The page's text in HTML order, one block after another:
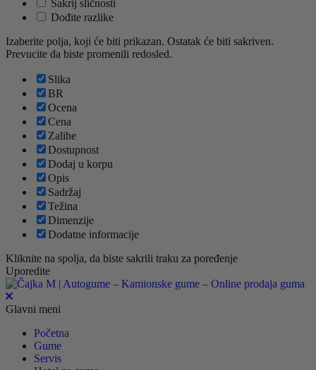
Sakrij sličnosti
Dođite razlike
Izaberite polja, koji će biti prikazan. Ostatak će biti sakriven.
Prevucite da biste promenili redosled.
Slika
BR
Ocena
Cena
Zalihe
Dostupnost
Dodaj u korpu
Opis
Sadržaj
Težina
Dimenzije
Dodatne informacije
Kliknite na spolja, da biste sakrili traku za poređenje
Uporedite
Glavni meni
Početna
Gume
Servis